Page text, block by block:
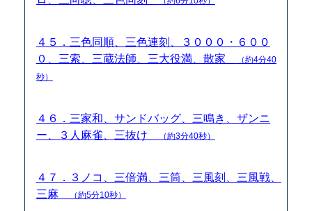
４５．三色同順、三色連刻、３０００・６００
０、三索、三蔵法師、三大役満、散家
（約4分40
秒）
４６．三家和、サンドバッグ、三鳴き、ザンニ
ー、３人麻雀、三抜け
（約3分40秒）
４７．３ノコ、三倍満、三筒、三風刻、三風戦、
三麻
（約5分10秒）